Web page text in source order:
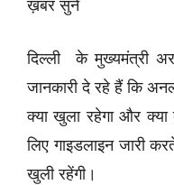
ख़बर सुनें
दिल्ली के मुख्यमंत्री
जानकारी दे रहे हैं कि
क्या खुला रहेगा और
लिए गाइडलाइन जारी
खुली रहेंगी।